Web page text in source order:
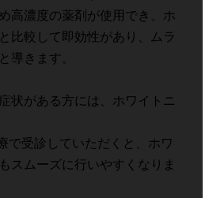
高濃度の薬剤が使用でき、ホ
比較して即効性があり、ムラ
導きます。
状がある方には、ホワイトニ
で受診していただくと、ホワ
スムーズに行いやすくなりま